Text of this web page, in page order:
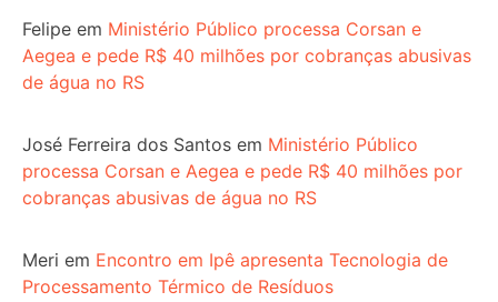
Felipe em Ministério Público processa Corsan e
Aegea e pede R$ 40 milhões por cobranças abusivas
de água no RS
José Ferreira dos Santos em Ministério Público
processa Corsan e Aegea e pede R$ 40 milhões por
cobranças abusivas de água no RS
Meri em Encontro em Ipê apresenta Tecnologia de
Processamento Térmico de Resíduos